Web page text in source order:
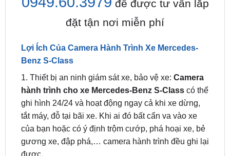
Lợi Ích Của Camera Hành Trình Xe Mercedes-
1. Thiết bị an ninh giám sát xe, bảo vệ xe:Camera
hành trình cho xe Mercedes-Benz S-Class
ghi hình 24/24 và hoạt động ngay cả khi xe dừng,
tắt máy, đỗ tại bãi xe. Khi ai đó bất cẩn va vào xe
của bạn hoặc có ý định trộm cướp, phá hoại xe, bẻ
gương xe, đập phá,… camera hành trình đều ghi lại
được.
2. Lưu lại những hình ảnh đẹp về những nơi bạn